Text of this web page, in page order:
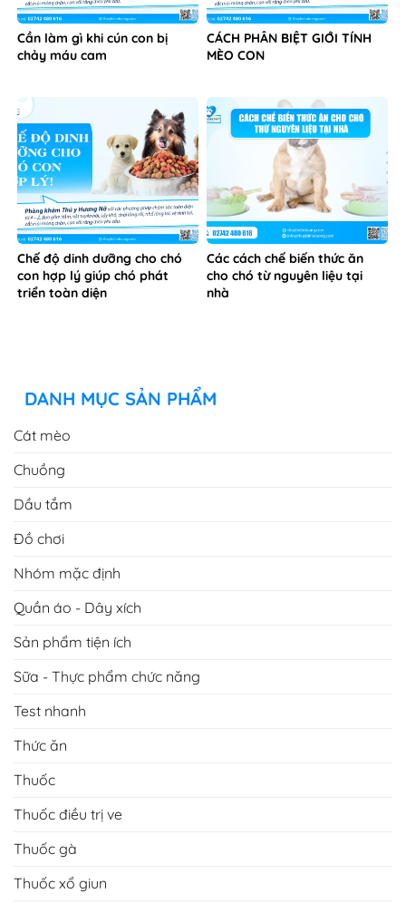
Cần làm gì khi cún con bị
chảy máu cam
CÁCH PHÂN BIỆT GIỚI TÍNH
MÈO CON
Chế độ dinh dưỡng cho chó
con hợp lý giúp chó phát
triển toàn diện
Các cách chế biến thức ăn
cho chó từ nguyên liệu tại
nhà
DANH MỤC SẢN PHẨM
Cát mèo
Chuồng
Dầu tắm
Đồ chơi
Nhóm mặc định
Quần áo - Dây xích
Sản phẩm tiện ích
Sữa - Thực phẩm chức năng
Test nhanh
Thức ăn
Thuốc
Thuốc điều trị ve
Thuốc gà
Thuốc xổ giun